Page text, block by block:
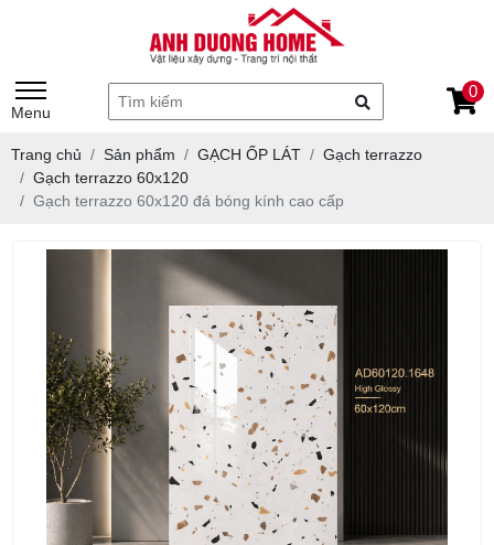
Menu
0
Trang chủ Sản phẩm GẠCH ỐP LÁT
Gạch terrazzo
Gạch terrazzo 60x120
Gạch terrazzo 60x120 đá bóng kính cao cấp